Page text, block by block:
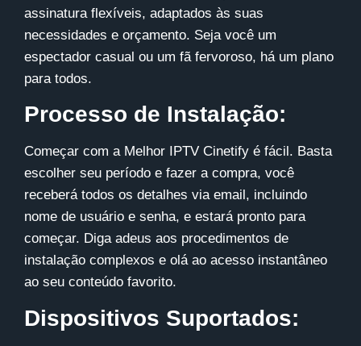
assinatura flexíveis, adaptados às suas
necessidades e orçamento. Seja você um
espectador casual ou um fã fervoroso, há um plano
para todos.
Processo de Instalação:
Começar com a Melhor IPTV Cinetify é fácil. Basta
escolher seu período e fazer a compra, você
receberá todos os detalhes via email, incluindo
nome de usuário e senha, e estará pronto para
começar. Diga adeus aos procedimentos de
instalação complexos e olá ao acesso instantâneo
ao seu conteúdo favorito.
Dispositivos Suportados: